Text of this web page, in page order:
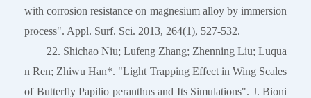
with corrosion resistance on magnesium alloy by immersion
process". Appl. Surf. Sci. 2013, 264(1), 527-532.
22. Shichao Niu; Lufeng Zhang; Zhenning Liu; Luqua
n Ren; Zhiwu Han*. "Light Trapping Effect in Wing Scales
of Butterfly Papilio peranthus and Its Simulations". J. Bioni